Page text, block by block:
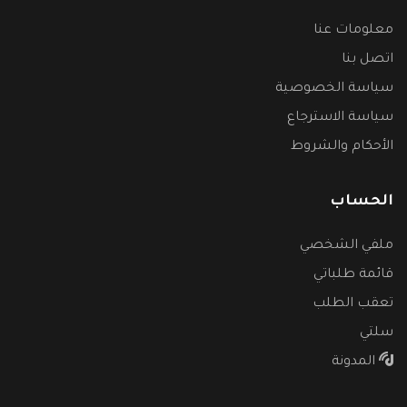
معلومات عنا
اتصل بنا
سياسة الخصوصية
سياسة الاسترجاع
الأحكام والشروط
الحساب
ملفي الشخصي
قائمة طلباتي
تعقب الطلب
سلتي
المدونة